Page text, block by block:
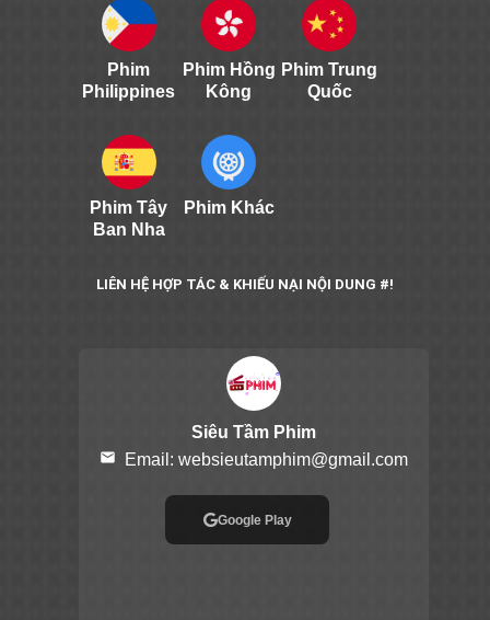
Phim
Philippines
Phim Hồng
Kông
Phim Trung
Quốc
Phim Tây
Ban Nha
Phim Khác
LIÊN HỆ HỢP TÁC & KHIẾU NẠI NỘI DUNG #!
Siêu Tầm Phim
email Email: websieutamphim@gmail.com
Google Play